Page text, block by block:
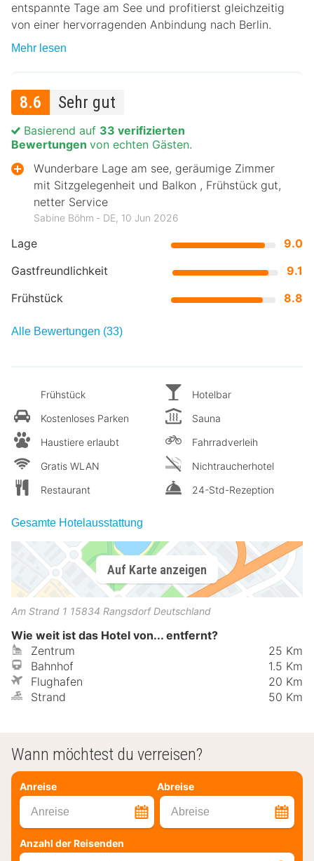
entspannte Tage am See und profitierst gleichzeitig
von einer hervorragenden Anbindung nach Berlin.
Mehr lesen
8.6 Sehr gut
Lage
9.0
Gastfreundlichkeit
9.1
Frühstück
8.8
Basierend auf 33 verifizierten
Bewertungen von echten Gästen.
Wunderbare Lage am see, geräumige Zimmer
mit Sitzgelegenheit und Balkon , Frühstück gut,
netter Service
Sabine Böhm ‐ DE, 10 Jun 2026
Alle Bewertungen (33)
Frühstück
Kostenloses Parken
Haustiere erlaubt
Gratis WLAN
Restaurant
Hotelbar
Sauna
Fahrradverleih
Nichtraucherhotel
24-Std-Rezeption
Gesamte Hotelausstattung
Auf Karte anzeigen
Am Strand 1 15834 Rangsdorf Deutschland
Wie weit ist das Hotel von... entfernt?
Zentrum
25 Km
Bahnhof
1.5 Km
Flughafen
20 Km
Strand
50 Km
Wann möchtest du verreisen?
Anreise Abreise
Anreise Abreise
Anzahl der Reisenden